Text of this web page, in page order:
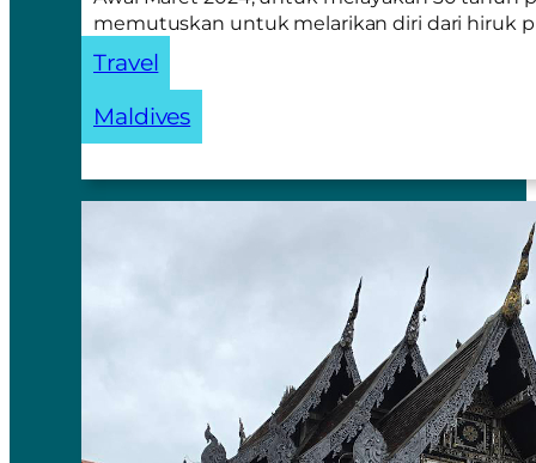
memutuskan untuk melarikan diri dari hiruk
Travel
Maldives